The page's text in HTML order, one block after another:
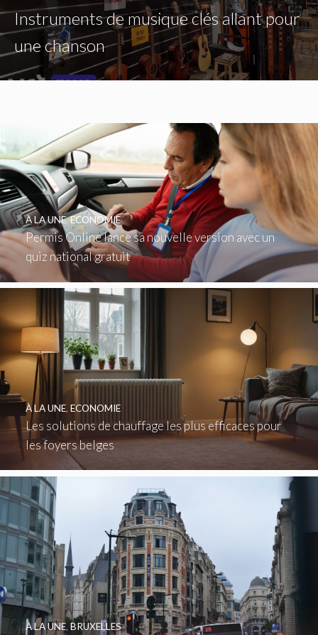
Instruments de musique clés allant pour
une chanson
Permis Online lance sa nouvelle version avec un
quiz national gratuit
À LA UNE,ECONOMIE
Les solutions de chauffage les plus efficaces pour
les foyers belges
À LA UNE, ECONOMIE
À LA UNE, BRUXELLES